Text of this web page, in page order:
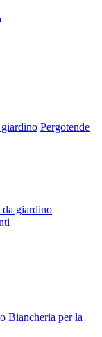
Pergotende
giardino
Biancheria per la